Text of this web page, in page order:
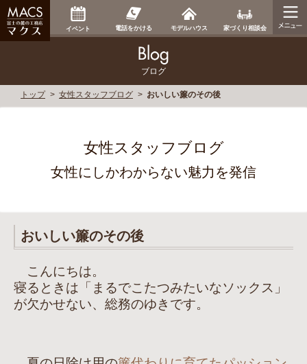
イベント 電話をかける モデルハウス 家づくり相談会
ブログ
トップ 女性スタッフブログ おいしい簾のその後
女性スタッフブログ
女性にしかわからない魅力を発信
おいしい簾のその後
こんにちは。
寝るときは「まるでこたつみたいなソックス」
が欠かせない、総務のゆきです。